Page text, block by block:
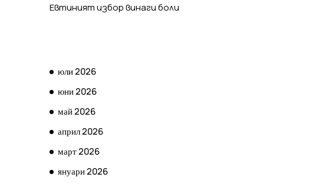
Евтиният избор винаги боли
юли 2026
юни 2026
май 2026
април 2026
март 2026
януари 2026